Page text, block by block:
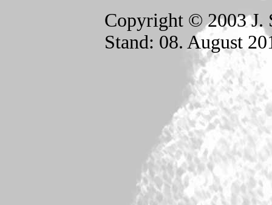
Copyright © 2003 J.
Stand: 08. August